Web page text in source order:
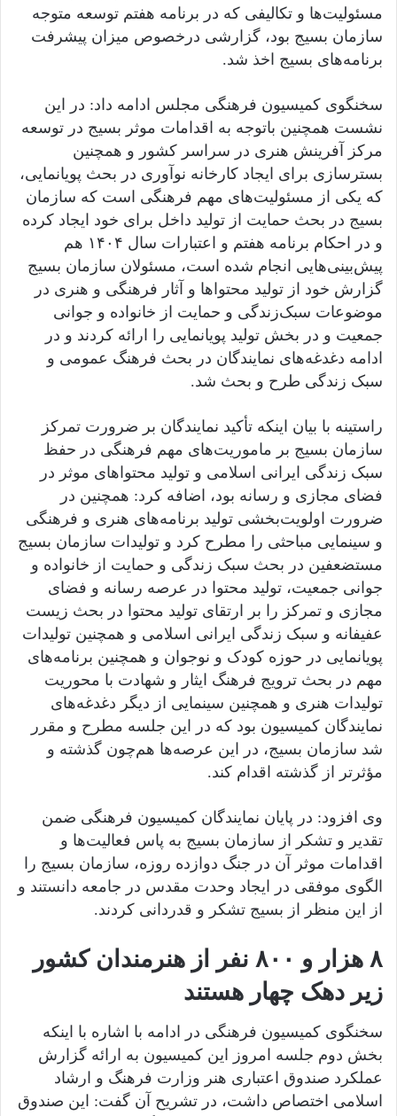
مسئولیت‌ها و تکالیفی که در برنامه هفتم توسعه متوجه
سازمان بسیج بود، گزارشی درخصوص میزان پیشرفت
برنامه‌های بسیج اخذ شد.
سخنگوی کمیسیون فرهنگی مجلس ادامه داد: در این
نشست همچنین باتوجه به اقدامات موثر بسیج در توسعه
مرکز آفرینش هنری در سراسر کشور و همچنین
بسترسازی برای ایجاد کارخانه نوآوری در بحث پویانمایی،
که یکی از مسئولیت‌های مهم فرهنگی است که سازمان
بسیج در بحث حمایت از تولید داخل برای خود ایجاد کرده
و در احکام برنامه هفتم و اعتبارات سال ۱۴۰۴ هم
پیش‌بینی‌هایی انجام شده است، مسئولان سازمان بسیج
گزارش خود از تولید محتواها و آثار فرهنگی و هنری در
موضوعات سبک‌زندگی و حمایت از خانواده و جوانی
جمعیت و در بخش تولید پویانمایی را ارائه کردند و در
ادامه دغدغه‌های نمایندگان در بحث فرهنگ عمومی و
سبک زندگی طرح و بحث شد.
راستینه با بیان اینکه تأکید نمایندگان بر ضرورت تمرکز
سازمان بسیج بر ماموریت‌های مهم فرهنگی در حفظ
سبک زندگی ایرانی اسلامی و تولید محتواهای موثر در
فضای مجازی و رسانه بود، اضافه کرد: همچنین در
ضرورت اولویت‌بخشی تولید برنامه‌های هنری و فرهنگی
و سینمایی مباحثی را مطرح کرد و تولیدات سازمان بسیج
مستضعفین در بحث سبک زندگی و حمایت از خانواده و
جوانی جمعیت، تولید محتوا در عرصه رسانه و فضای
مجازی و تمرکز را بر ارتقای تولید محتوا در بحث زیست
عفیفانه و سبک زندگی ایرانی اسلامی و همچنین تولیدات
پویانمایی در حوزه کودک و نوجوان و همچنین برنامه‌های
مهم در بحث ترویج فرهنگ ایثار و شهادت با محوریت
تولیدات هنری و همچنین سینمایی از دیگر دغدغه‌های
نمایندگان کمیسیون بود که در این جلسه مطرح و مقرر
شد سازمان بسیج، در این عرصه‌ها هم‌چون گذشته و
مؤثرتر از گذشته اقدام کند.
وی افزود: در پایان نمایندگان کمیسیون فرهنگی ضمن
تقدیر و تشکر از سازمان بسیج به پاس فعالیت‌ها و
اقدامات موثر آن در جنگ دوازده روزه، سازمان بسیج را
الگوی موفقی در ایجاد وحدت مقدس در جامعه دانستند و
از این منظر از بسیج تشکر و قدردانی کردند.
۸ هزار و ۸۰۰ نفر از هنرمندان کشور
زیر دهک چهار هستند
سخنگوی کمیسیون فرهنگی در ادامه با اشاره با اینکه
بخش دوم جلسه امروز این کمیسیون به ارائه گزارش
عملکرد صندوق اعتباری هنر وزارت فرهنگ و ارشاد
اسلامی اختصاص داشت، در تشریح آن گفت: این صندوق